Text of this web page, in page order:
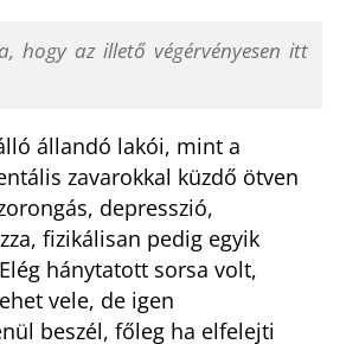
hogy az illető végérvényesen itt
állandó lakói, mint a
zavarokkal küzdő ötven
depresszió,
fizikálisan pedig egyik
hánytatott sorsa volt,
vele, de igen
beszél, főleg ha elfelejti